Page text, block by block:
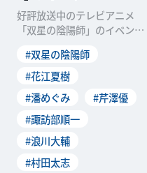
好評放送中のテレビアニメ
「双星の陰陽師」のイベント
(日)に新木場st
#双星の陰陽師
#花江夏樹
#潘めぐみ
#芹澤優
#諏訪部順一
#浪川大輔
#村田太志